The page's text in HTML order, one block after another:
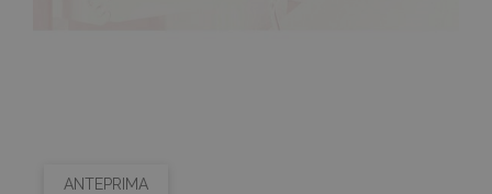
ANTEPRIMA